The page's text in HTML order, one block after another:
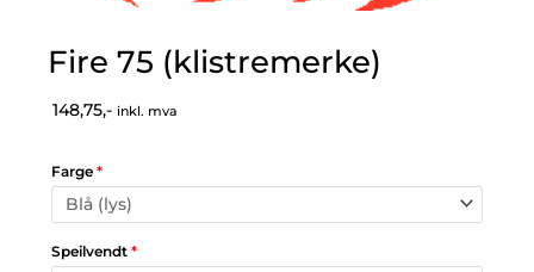
Fire 75 (klistremerke)
148,75,- inkl. mva
Farge *
Speilvendt *